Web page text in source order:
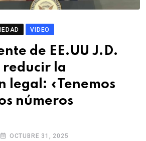
VIDEO
de EE.UU J.D.
reducir la
legal: «Tenemos
números
OCTUBRE 31, 2025